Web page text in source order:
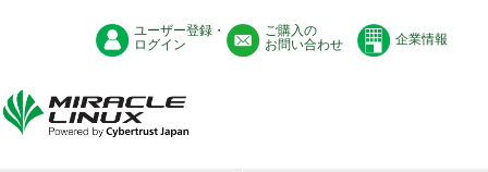
ユーザー登録・
ログイン
ご購入の
お問い合わせ
企業情報